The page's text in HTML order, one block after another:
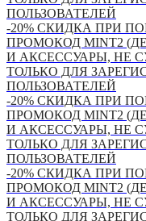
ПОЛЬЗОВАТЕЛЕЙ
-20% СКИДКА ПРИ
ПРОМОКОД MINT2
И АКСЕССУАРЫ, НЕ
ТОЛЬКО ДЛЯ
ПОЛЬЗОВАТЕЛЕЙ
-20% СКИДКА ПРИ
ПРОМОКОД MINT2
И АКСЕССУАРЫ, НЕ
ТОЛЬКО ДЛЯ
ПОЛЬЗОВАТЕЛЕЙ
-20% СКИДКА ПРИ
ПРОМОКОД MINT2
И АКСЕССУАРЫ, НЕ
ТОЛЬКО ДЛЯ